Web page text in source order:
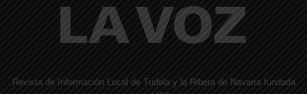
Revista de Información Local de Tudela y la Ribera de Navarra fundada